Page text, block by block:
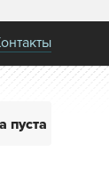
пуста